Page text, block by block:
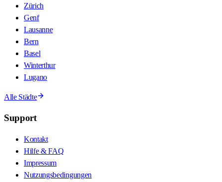
Zürich
Genf
Lausanne
Bern
Basel
Winterthur
Lugano
Alle Städte
Support
Kontakt
Hilfe & FAQ
Impressum
Nutzungsbedingungen